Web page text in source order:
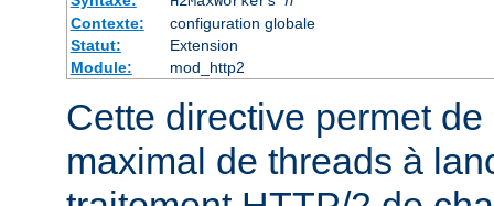
Contexte:
configuration globale
Statut:
Extension
Module:
mod_http2
Cette directive permet
maximal de threads à